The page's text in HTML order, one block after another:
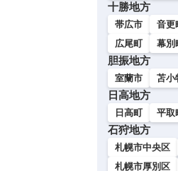
十勝地方
帯広市 音更
広尾町
幕別
胆振地方
室蘭市 苫小
日高地方
日高町 平取
石狩地方
札幌市中央区
札幌市厚別区